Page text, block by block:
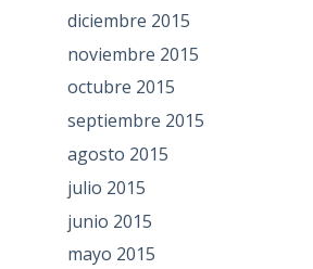
diciembre 2015
noviembre 2015
octubre 2015
septiembre 2015
agosto 2015
julio 2015
junio 2015
mayo 2015